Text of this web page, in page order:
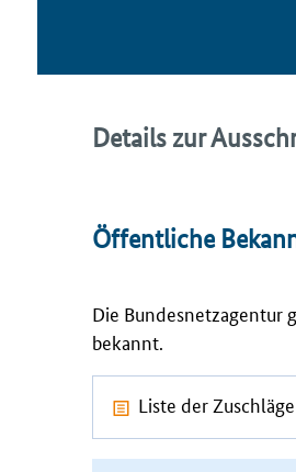
Details zur
Öffentliche
Die Bundesnetzagentur
bekannt.
Liste der